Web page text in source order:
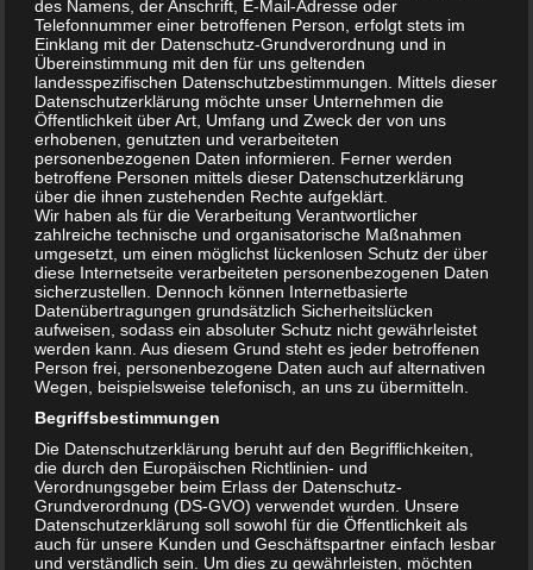
Treffpunkt: Olven 1
Die Vorbereitungen laufen schon einige Monate und wir sind
davon überzeugt, es wird eine erfolgreiche Aktion.
Anfang der Woche werden die Plakate und Handzettel eintreffen
und verteilt. Am kommenden Mittwoch,
dem29.5. ab17Uhr findet das nächste Vorbereitungstreffen im
Klinikum Olvenstedtstatt. Infos zum Raum
gibt es an der Information am Haupteingang. Im Rahmen des
Treffens werden auch Plakate und Handzettel
verteilt. Auch für kurzfristige Teilnehmer stehen noch Flächen zur
Verfügung, eine kurze Info per Mail wäre nett,um die
entsprechende Fläche frei zuhalten.
Für Fragen und Hinweise stehe ich Ihnen gern unter 0179
1634263 zur Verfügung.
Zum Auf- und Abbau am 8.6. werden noch Helfer benötigt, diese
können sich gern bei mir melden.
Vielen Dankim voraus.
des Namens, der Anschrift, E-Mail-Adresse oder
Telefonnummer einer betroffenen Person, erfolgt stets im
Einklang mit der Datenschutz-Grundverordnung und in
Übereinstimmung mit den für uns geltenden
landesspezifischen Datenschutzbestimmungen. Mittels dieser
Datenschutzerklärung möchte unser Unternehmen die
Öffentlichkeit über Art, Umfang und Zweck der von uns
erhobenen, genutzten und verarbeiteten
personenbezogenen Daten informieren. Ferner werden
betroffene Personen mittels dieser Datenschutzerklärung
über die ihnen zustehenden Rechte aufgeklärt.
Wir haben als für die Verarbeitung Verantwortlicher
zahlreiche technische und organisatorische Maßnahmen
umgesetzt, um einen möglichst lückenlosen Schutz der über
diese Internetseite verarbeiteten personenbezogenen Daten
sicherzustellen. Dennoch können Internetbasierte
Datenübertragungen grundsätzlich Sicherheitslücken
aufweisen, sodass ein absoluter Schutz nicht gewährleistet
werden kann. Aus diesem Grund steht es jeder betroffenen
Person frei, personenbezogene Daten auch auf alternativen
Wegen, beispielsweise telefonisch, an uns zu übermitteln.
Begriffsbestimmungen
Die Datenschutzerklärung beruht auf den Begrifflichkeiten,
die durch den Europäischen Richtlinien- und
Verordnungsgeber beim Erlass der Datenschutz-
Grundverordnung (DS-GVO) verwendet wurden. Unsere
Datenschutzerklärung soll sowohl für die Öffentlichkeit als
auch für unsere Kunden und Geschäftspartner einfach lesbar
und verständlich sein. Um dies zu gewährleisten, möchten